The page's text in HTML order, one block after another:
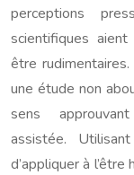
perceptions
scientifiques
être
une étude non
sens
assistée.
d’appliquer à